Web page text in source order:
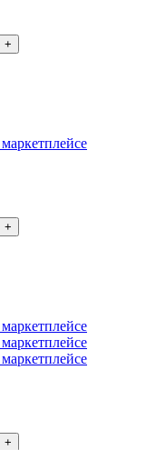
+
+
+